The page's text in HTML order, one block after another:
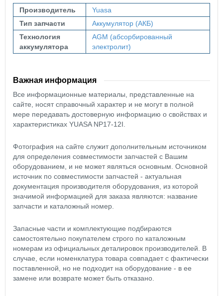
Производитель
Yuasa
Тип запчасти
Аккумулятор (АКБ)
Технология
аккумулятора
AGM (абсорбированный
электролит)
Важная информация
Все информационные материалы, представленные на
сайте, носят справочный характер и не могут в полной
мере передавать достоверную информацию о свойствах и
характеристиках YUASA NP17-12I.
Фотография на сайте служит дополнительным источником
для определения совместимости запчастей с Вашим
оборудованием, и не может являться основным. Основной
источник по совместимости запчастей - актуальная
документация производителя оборудования, из которой
значимой информацией для заказа являются: название
запчасти и каталожный номер.
Запасные части и комплектующие подбираются
самостоятельно покупателем строго по каталожным
номерам из официальных деталировок производителей. В
случае, если номенклатура товара совпадает с фактически
поставленной, но не подходит на оборудование - в ее
замене или возврате может быть отказано.